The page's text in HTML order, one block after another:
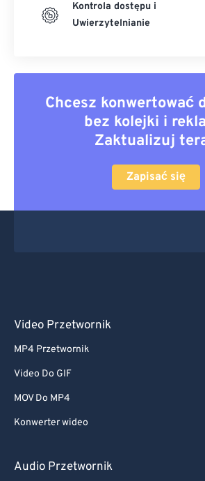
Kontrola dostępu i
Uwierzytelnianie
Chcesz konwertować
bez kolejki i
Zaktualizuj
Zapisać się
Video Przetwornik
MP4 Przetwornik
Video Do GIF
MOV Do MP4
Konwerter wideo
Audio Przetwornik